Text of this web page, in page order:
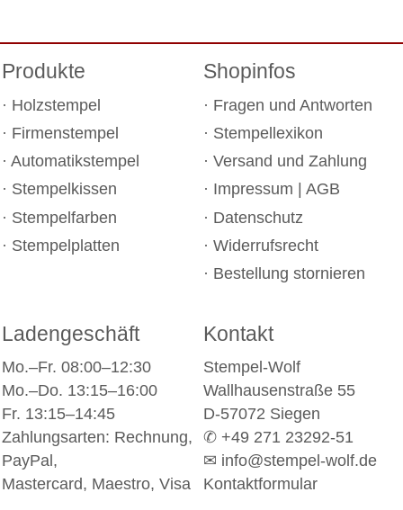
Produkte
Holzstempel
Firmenstempel
Automatikstempel
Stempelkissen
Stempelfarben
Stempelplatten
Shopinfos
Fragen und Antworten
Stempellexikon
Versand und Zahlung
Impressum
AGB
Datenschutz
Widerrufsrecht
Bestellung stornieren
Ladengeschäft
Mo.–Fr. 08:00–12:30
Mo.–Do. 13:15–16:00
Fr. 13:15–14:45
Zahlungsarten: Rechnung,
PayPal,
Mastercard, Maestro, Visa
Kontakt
Stempel-Wolf
Wallhausenstraße 55
D-57072 Siegen
✆ +49 271 23292-51
✉ info@stempel-wolf.de
Kontaktformular